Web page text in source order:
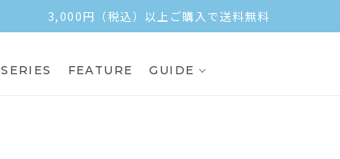
3,000円（税込）以上ご購入で送料無料
SERIES FEATURE GUIDE